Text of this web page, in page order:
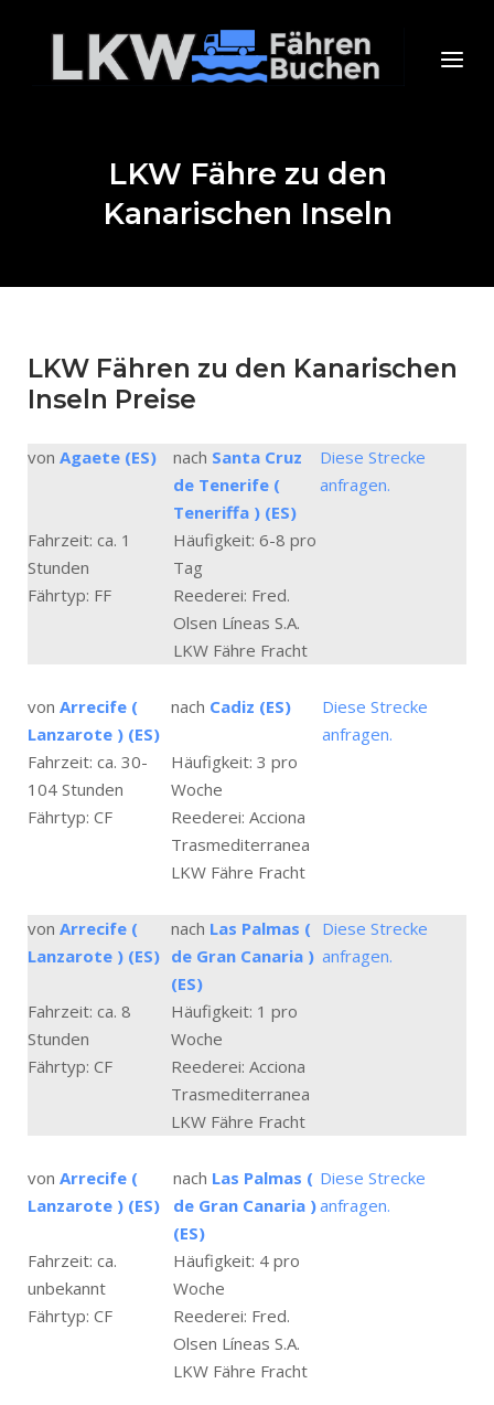
Home
Menu
LKW Fähre zu den
Kanarischen Inseln
LKW Fähren zu den Kanarischen
Inseln Preise
von Agaete (ES) nach Santa Cruz
de Tenerife (
Teneriffa ) (ES)
Diese Strecke
anfragen.
Fahrzeit: ca. 1
Stunden
Häufigkeit: 6-8 pro
Tag
Fährtyp: FF
Reederei: Fred.
Olsen Líneas S.A.
LKW Fähre Fracht
von Arrecife (
Lanzarote ) (ES)
nach Cadiz (ES)
Diese Strecke
anfragen.
Fahrzeit: ca. 30-
104 Stunden
Häufigkeit: 3 pro
Woche
Fährtyp: CF
Reederei: Acciona
Trasmediterranea
LKW Fähre Fracht
von Arrecife (
Lanzarote ) (ES)
nach Las Palmas (
de Gran Canaria )
(ES)
Diese Strecke
anfragen.
Fahrzeit: ca. 8
Stunden
Häufigkeit: 1 pro
Woche
Fährtyp: CF
Reederei: Acciona
Trasmediterranea
LKW Fähre Fracht
von Arrecife (
Lanzarote ) (ES)
nach Las Palmas (
de Gran Canaria )
(ES)
Diese Strecke
anfragen.
Fahrzeit: ca.
unbekannt
Häufigkeit: 4 pro
Woche
Fährtyp: CF
Reederei: Fred.
Olsen Líneas S.A.
LKW Fähre Fracht